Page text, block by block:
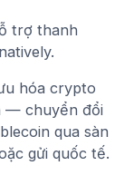
trợ thanh
hóa crypto
— chuyển đổi
qua sàn
gửi quốc tế.